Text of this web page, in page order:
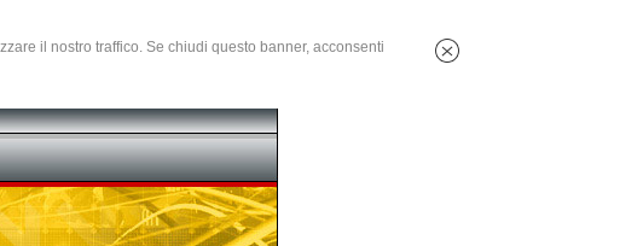
il nostro traffico. Se chiudi questo banner, acconsenti